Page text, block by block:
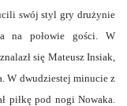
swój styl gry drużynie
na połowie gości. W
się Mateusz Insiak,
W dwudziestej minucie z
piłkę pod nogi Nowaka.